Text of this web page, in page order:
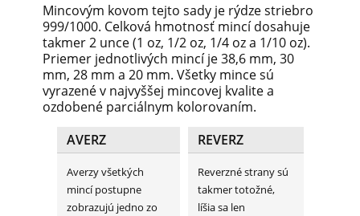
Mincovým kovom tejto sady je rýdze striebro
999/1000. Celková hmotnosť mincí dosahuje
takmer 2 unce (1 oz, 1/2 oz, 1/4 oz a 1/10 oz).
Priemer jednotlivých mincí je 38,6 mm, 30
mm, 28 mm a 20 mm. Všetky mince sú
vyrazené v najvyššej mincovej kvalite a
ozdobené parciálnym kolorovaním.
AVERZ
REVERZ
Averzy všetkých
mincí postupne
zobrazujú jedno zo
Reverzné strany sú
takmer totožné,
líšia sa len